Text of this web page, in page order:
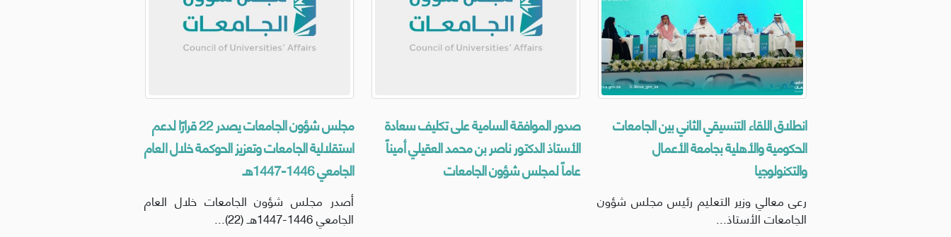
انطلاق اللقاء التنسيقي الثاني بين الجامعات
الحكومية والأهلية بجامعة الأعمال
والتكنولوجيا
رعى معالي وزير التعليم رئيس مجلس شؤون
الجامعات الأستاذ...
صدور الموافقة السامية على تكليف سعادة
الأستاذ الدكتور ناصر بن محمد العقيلي أميناً
عاماً لمجلس شؤون الجامعات
مجلس شؤون الجامعات يصدر 22 قرارًا لدعم
استقلالية الجامعات وتعزيز الحوكمة خلال العام
الجامعي 1446-1447هـ
أصدر مجلس شؤون الجامعات خلال العام
الجامعي 1446-1447هـ (22)...